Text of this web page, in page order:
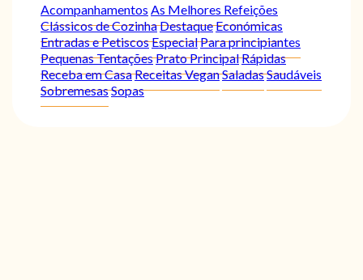
Acompanhamentos As Melhores Refeições
Clássicos de CozinhaDestaqueEconómicas
Entradas e PetiscosEspecialPara principiantes
Pequenas TentaçõesPrato PrincipalRápidas
Receba em CasaReceitas VeganSaladasSaudáveis
SobremesasSopas